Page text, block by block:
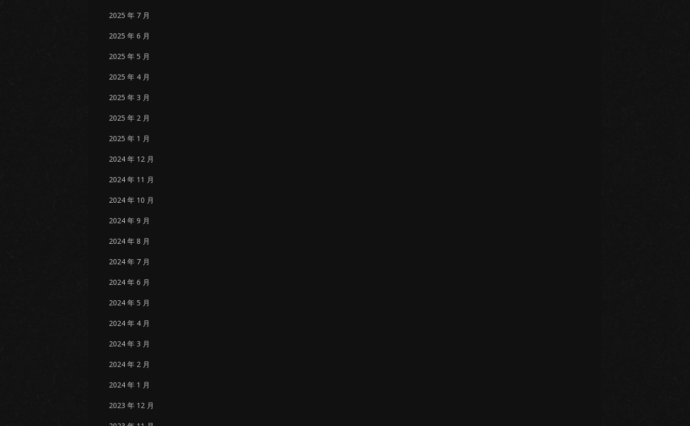
2025 年 7 月
2025 年 6 月
2025 年 5 月
2025 年 4 月
2025 年 3 月
2025 年 2 月
2025 年 1 月
2024 年 12 月
2024 年 11 月
2024 年 10 月
2024 年 9 月
2024 年 8 月
2024 年 7 月
2024 年 6 月
2024 年 5 月
2024 年 4 月
2024 年 3 月
2024 年 2 月
2024 年 1 月
2023 年 12 月